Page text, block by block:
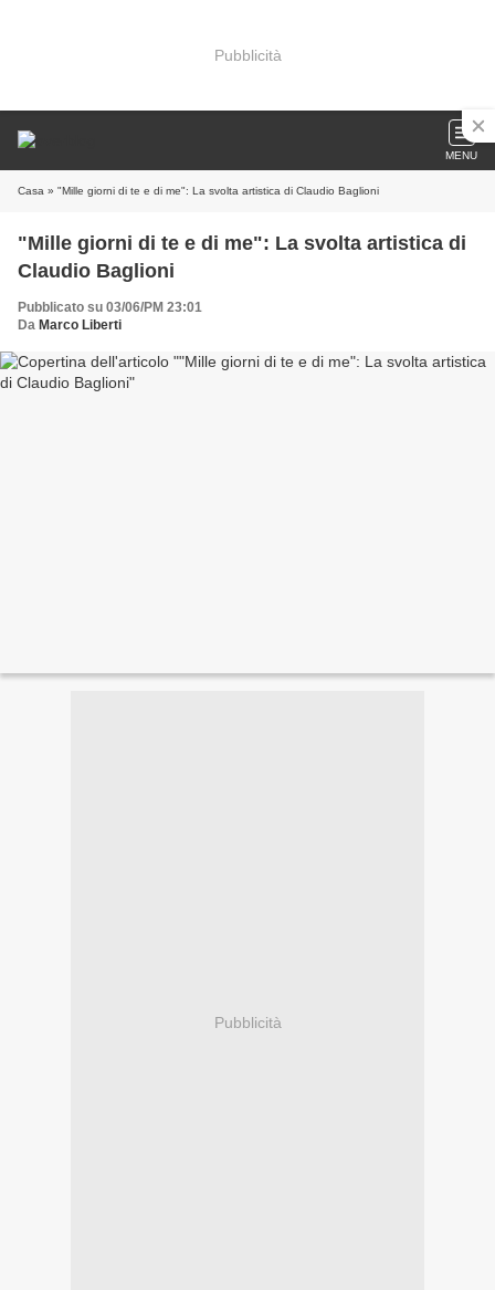
Pubblicità
MENU
Casa » "Mille giorni di te e di me": La svolta artistica di Claudio Baglioni
"Mille giorni di te e di me": La svolta artistica di
Claudio Baglioni
Pubblicato su 03/06/PM 23:01
Da Marco Liberti
Pubblicità